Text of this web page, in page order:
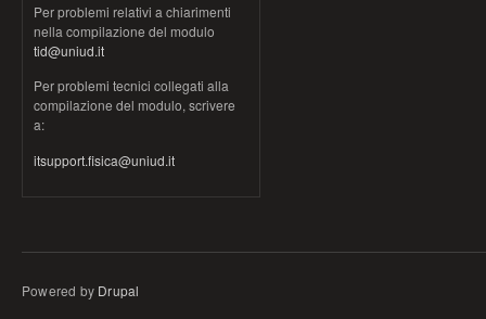
Per problemi relativi a chiarimenti
nella compilazione del modulo
tid@uniud.it
Per problemi tecnici collegati alla
compilazione del modulo, scrivere
a:
itsupport.fisica@uniud.it
Powered by Drupal